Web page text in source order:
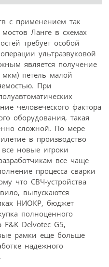
с применением так
Ланге в схемах
требует особой
ультразвуковой
является получение
петель малой
При
человеческого фактора
оборудования, такая
сложной. По мере
в производство
новые игроки
все чаще
процесса сварки
что СВЧ-устройства
выпускаются
НИОКР, бюджет
полноценного
F&K Delvotec G5,
рамки еще больше
надежного